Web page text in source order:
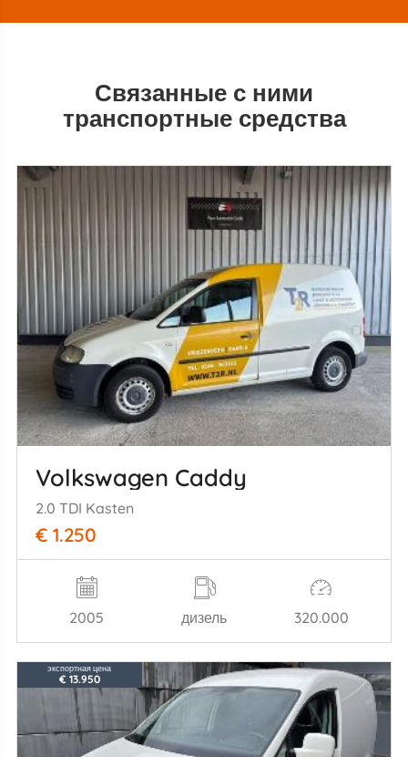
Связанные с ними
транспортные средства
Volkswagen Caddy
2.0 TDI Kasten
€ 1.250
2005 дизель 320.000
экспортная цена
€ 13.950